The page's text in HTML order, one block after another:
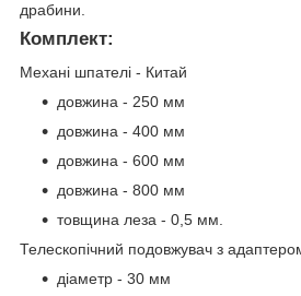
драбини.
Комплект:
Механі шпателі - Китай
довжина - 250 мм
довжина - 400 мм
довжина - 600 мм
довжина - 800 мм
товщина леза - 0,5 мм.
Телескопічний подовжувач з
діаметр - 30 мм